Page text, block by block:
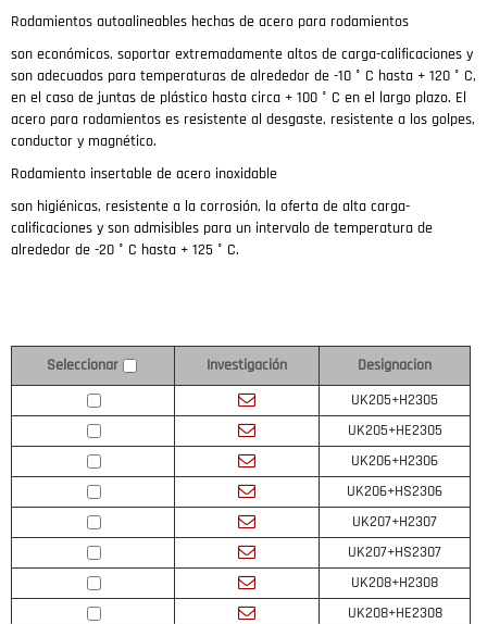
Rodamientos autoalineables hechas de acero para rodamientos
son económicos, soportar extremadamente altos de carga-calificaciones y
son adecuados para temperaturas de alrededor de -10 ° C hasta + 120 ° C,
en el caso de juntas de plástico hasta circa + 100 ° C en el largo plazo. El
acero para rodamientos es resistente al desgaste, resistente a los golpes,
conductor y magnético.
Rodamiento insertable de acero inoxidable
son higiénicas, resistente a la corrosión, la oferta de alta carga-
calificaciones y son admisibles para un intervalo de temperatura de
alrededor de -20 ° C hasta + 125 ° C.
Seleccionar Investigación
Designacion
UK205+H2305
UK205+HE2305
UK206+H2306
UK206+HS2306
UK207+H2307
UK207+HS2307
UK208+H2308
UK208+HE2308